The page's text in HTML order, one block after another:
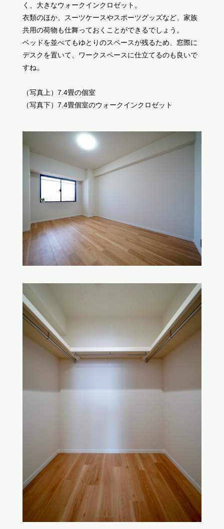
く、大きなウォークインクロゼット。
衣類のほか、スーツケースやスポーツグッズなど、家族
共用の荷物も仕舞っておくことができるでしょう。
ベッドを並べてもゆとりのスペースが残るため、窓際に
デスクを置いて、ワークスペースに仕立てるのも良いで
すね。
（写真上）7.4畳の個室
（写真下）7.4畳個室のウォークインクロゼット